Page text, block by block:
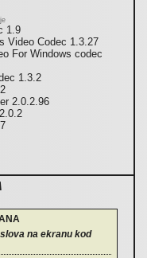
1.9
Video Codec 1.3.27
For Windows codec
1.3.2
2.0.2.96
na ekranu kod